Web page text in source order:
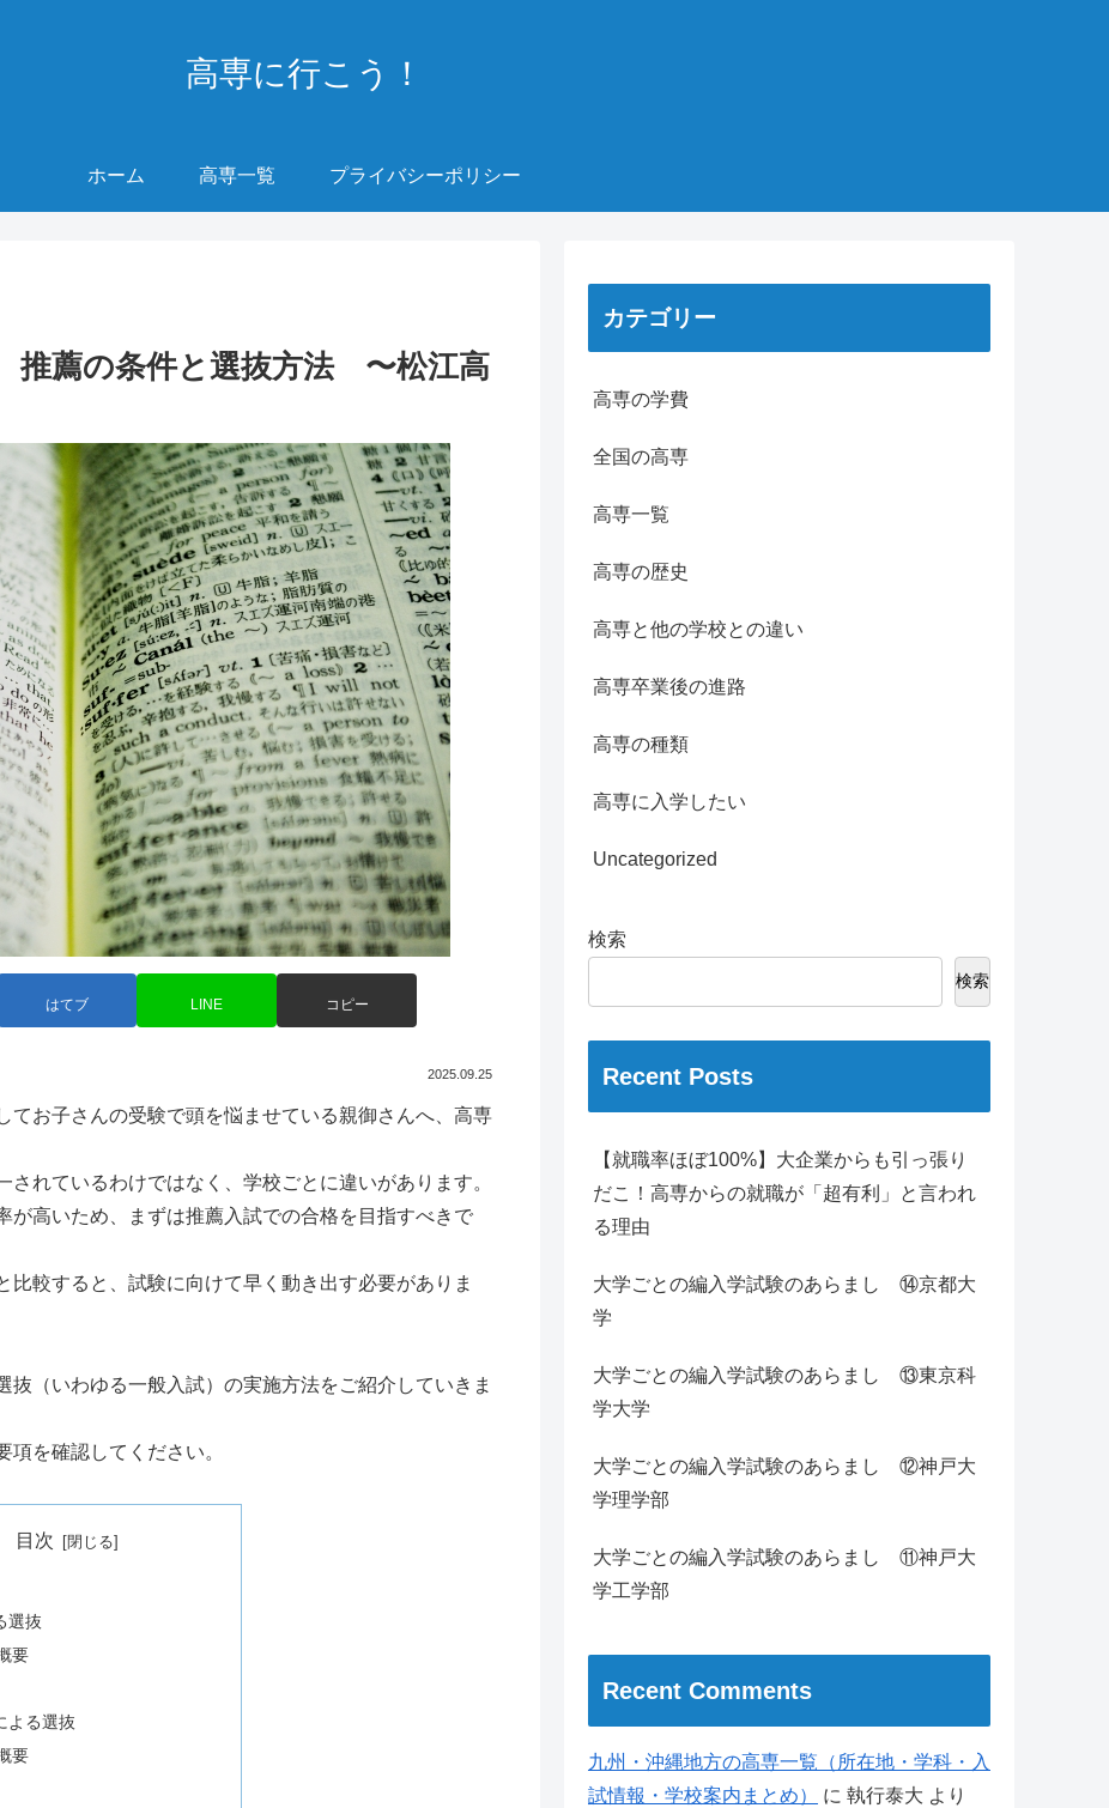
高専に行こう！
ホーム 高専一覧 プライバシーポリシー
薦の条件と選抜方法 〜松江高
はてブ LINE コピー
2025.09.25
てお子さんの受験で頭を悩ませている親御さんへ、高専
れているわけではなく、学校ごとに違いがあります。
が高いため、まずは推薦入試での合格を目指すべきで
比較すると、試験に向けて早く動き出す必要がありま
抜（いわゆる一般入試）の実施方法をご紹介していきま
を確認してください。
目次
選抜
要
よる選抜
要
カテゴリー
高専の学費
全国の高専
高専一覧
高専の歴史
高専と他の学校との違い
高専卒業後の進路
高専の種類
高専に入学したい
Uncategorized
検索
検索
Recent Posts
【就職率ほぼ100%】大企業からも引っ張り
だこ！高専からの就職が「超有利」と言われ
る理由
大学ごとの編入学試験のあらまし ⑭京都大
学
大学ごとの編入学試験のあらまし ⑬東京科
学大学
大学ごとの編入学試験のあらまし ⑫神戸大
学理学部
大学ごとの編入学試験のあらまし ⑪神戸大
学工学部
Recent Comments
九州・沖縄地方の高専一覧（所在地・学科・入
試情報・学校案内まとめ）
に 執行泰大 より